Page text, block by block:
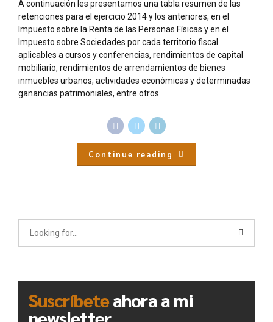
A continuación les presentamos una tabla resumen de las
retenciones para el ejercicio 2014 y los anteriores, en el
Impuesto sobre la Renta de las Personas Físicas y en el
Impuesto sobre Sociedades por cada territorio fiscal
aplicables a cursos y conferencias, rendimientos de capital
mobiliario, rendimientos de arrendamientos de bienes
inmuebles urbanos, actividades económicas y determinadas
ganancias patrimoniales, entre otros.
Continue reading
Suscríbeteahora a mi